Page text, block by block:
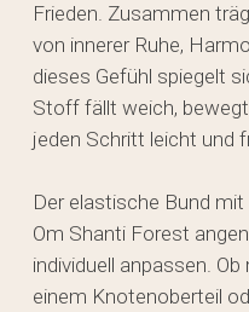
Frieden. Zusammen
von innerer Ruhe,
dieses Gefühl spiegelt
Stoff fällt weich,
jeden Schritt leicht und
Der elastische Bund
Om Shanti Forest
individuell anpassen.
einem Knotenoberteil